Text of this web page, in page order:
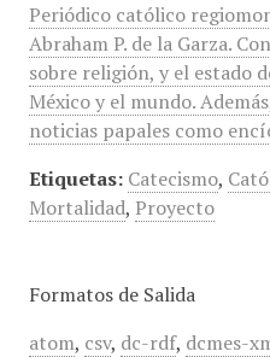
Periódico católico
Abraham P. de la Garza.
sobre religión, y el estado
México y el mundo.
noticias papales como
Etiquetas: Catecismo,
Mortalidad, Proyecto
Formatos de Salida
atom, csv, dc-rdf, dcmes-